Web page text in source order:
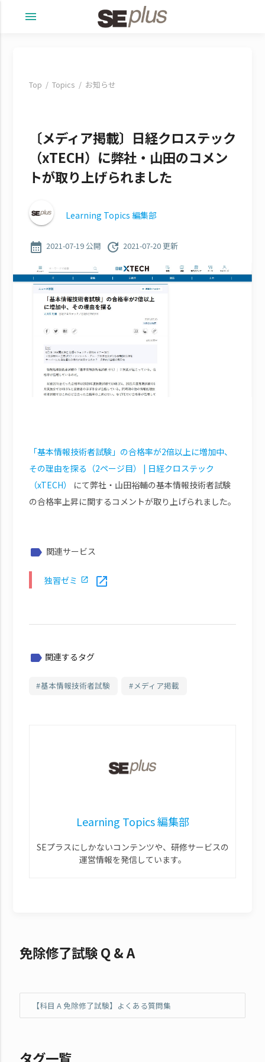
menu
Top Topics お知らせ
〔メディア掲載〕日経クロステック
（xTECH）に弊社・山田のコメン
トが取り上げられました
Learning Topics 編集部
calendar_month 2021-07-19 公開 update 2021-07-20 更新
「基本情報技術者試験」の合格率が2倍以上に増加中、
その理由を探る（2ページ目） | 日経クロステック
（xTECH）
にて弊社・山田裕輔の基本情報技術者試験
の合格率上昇に関するコメントが取り上げられました。
label 関連サービス
独習ゼミ open_in_new
label 関連するタグ
基本情報技術者試験 メディア掲載
Learning Topics 編集部
SEプラスにしかないコンテンツや、研修サービスの
運営情報を発信しています。
免除修了試験 Q & A
【科目 A 免除修了試験】よくある質問集
タグ一覧